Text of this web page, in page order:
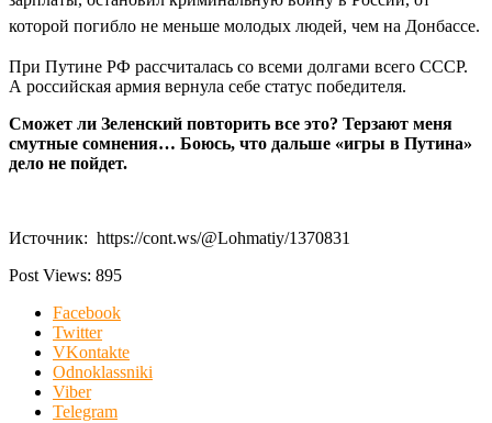
которой погибло не меньше молодых людей, чем на Донбассе.
При Путине РФ рассчиталась со всеми долгами всего СССР.
А российская армия вернула себе статус победителя.
Сможет ли Зеленский повторить все это? Терзают меня
смутные сомнения… Боюсь, что дальше «игры в Путина»
дело не пойдет.
Источник: https://cont.ws/@Lohmatiy/1370831
Post Views: 895
Facebook
Twitter
VKontakte
Odnoklassniki
Viber
Telegram